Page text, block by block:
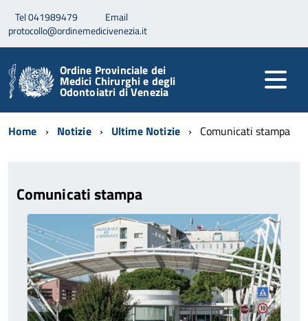
Tel 041989479
Email
protocollo@ordinemedicivenezia.it
Ordine Provinciale dei
Medici Chirurghi e degli
Odontoiatri di Venezia
Home Notizie Ultime Notizie Comunicati stampa
Comunicati stampa